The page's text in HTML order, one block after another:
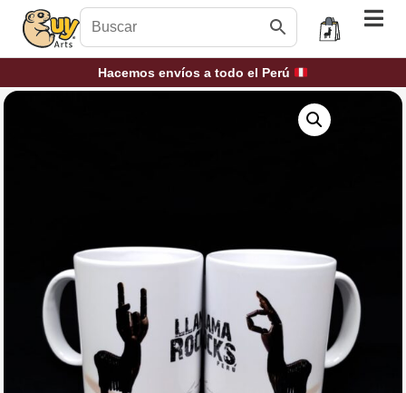
Hacemos envíos a todo el Perú